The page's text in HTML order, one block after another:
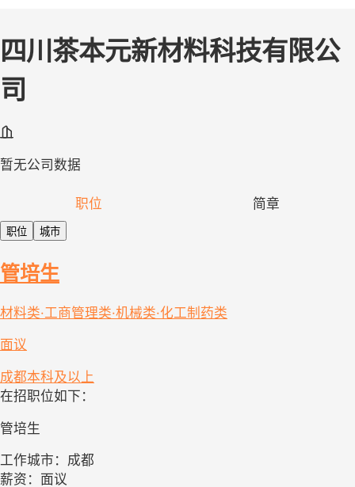
四川茶本元新材料科技有限公
司
暂无公司数据
职位 简章
职位 城市
管培生
材料类·工商管理类·机械类·化工制药类
面议
成都本科及以上
在招职位如下：
管培生
工作城市：成都
薪资：面议